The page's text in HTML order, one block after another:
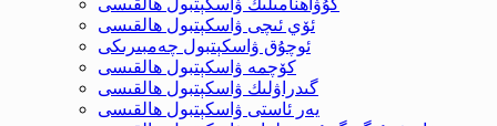
ئۆي ئىچى ۋاسكېتبول ھالقىسى
ئوچۇق ۋاسكېتبول چەمبىرىكى
كۆچمە ۋاسكېتبول ھالقىسى
گىدراۋلىك ۋاسكېتبول ھالقىسى
يەر ئاستى ۋاسكېتبول ھالقىسى